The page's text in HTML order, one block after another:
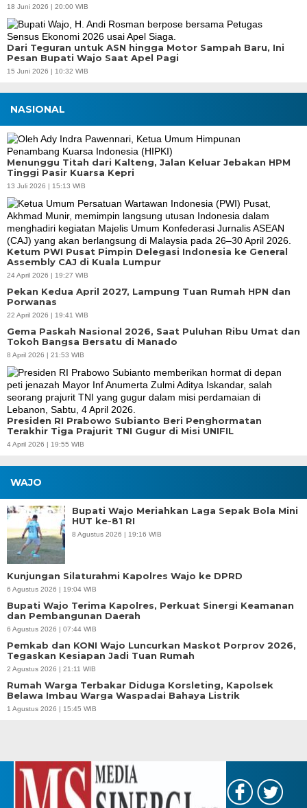
18 Juni 2026 | 20:00 WIB
Dari Teguran untuk ASN hingga Motor Sampah Baru, Ini
Pesan Bupati Wajo Saat Apel Pagi
15 Juni 2026 | 10:32 WIB
NASIONAL
Menunggu Titah dari Kalteng, Jalan Keluar Jebakan HPM
Tinggi Pasir Kuarsa Kepri
13 Juli 2026 | 15:13 WIB
Ketum PWI Pusat Pimpin Delegasi Indonesia ke General
Assembly CAJ di Kuala Lumpur
24 April 2026 | 19:27 WIB
Pekan Kedua April 2027, Lampung Tuan Rumah HPN dan
Porwanas
22 April 2026 | 19:41 WIB
Gema Paskah Nasional 2026, Saat Puluhan Ribu Umat dan
Tokoh Bangsa Bersatu di Manado
8 April 2026 | 21:53 WIB
Presiden RI Prabowo Subianto Beri Penghormatan
Terakhir Tiga Prajurit TNI Gugur di Misi UNIFIL
4 April 2026 | 19:55 WIB
WAJO
Bupati Wajo Meriahkan Laga Sepak Bola Mini
HUT ke-81 RI
8 Agustus 2026 | 19:16 WIB
Kunjungan Silaturahmi Kapolres Wajo ke DPRD
6 Agustus 2026 | 19:04 WIB
Bupati Wajo Terima Kapolres, Perkuat Sinergi Keamanan
dan Pembangunan Daerah
6 Agustus 2026 | 07:44 WIB
Pemkab dan KONI Wajo Luncurkan Maskot Porprov 2026,
Tegaskan Kesiapan Jadi Tuan Rumah
2 Agustus 2026 | 21:11 WIB
Rumah Warga Terbakar Diduga Korsleting, Kapolsek
Belawa Imbau Warga Waspadai Bahaya Listrik
1 Agustus 2026 | 15:45 WIB